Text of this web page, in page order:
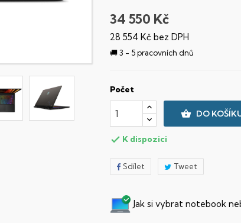
34 550 Kč
28 554 Kč bez DPH
🚚 3 - 5 pracovních dnů
Počet
 DO
 K dispozici
Sdílet Tweet
Jak si vybrat notebook